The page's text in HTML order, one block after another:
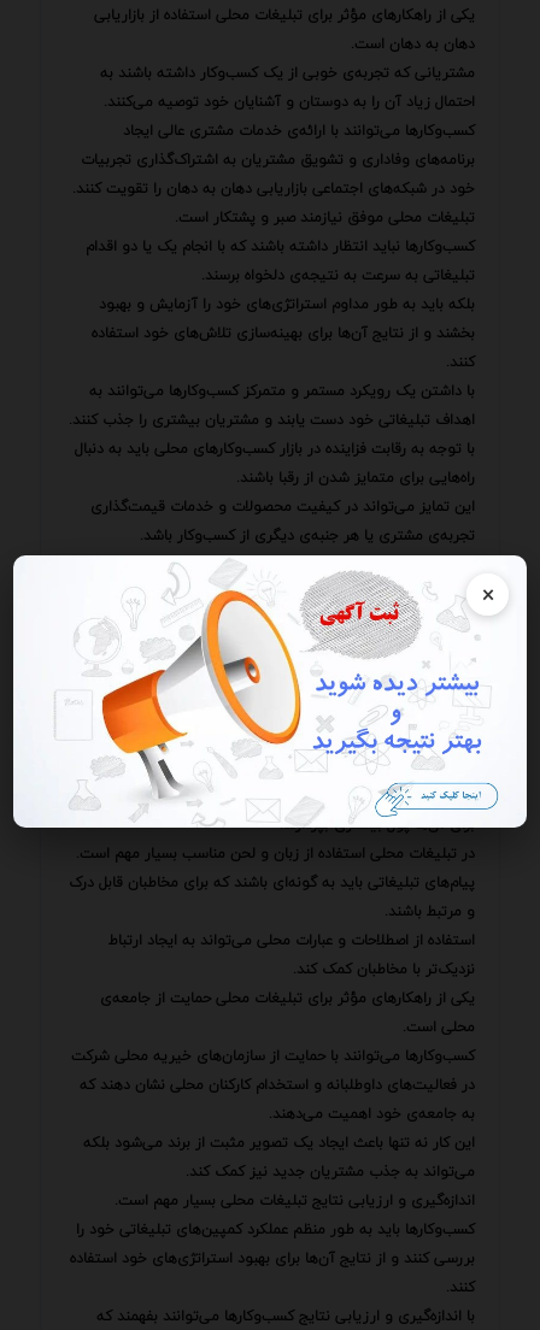
×
یکی از راهکارهای مؤثر برای تبلیغات محلی استفاده از بازاریابی
دهان به دهان است.
مشتریانی که تجربه‌ی خوبی از یک کسب‌وکار داشته باشند به
احتمال زیاد آن را به دوستان و آشنایان خود توصیه می‌کنند.
کسب‌وکارها می‌توانند با ارائه‌ی خدمات مشتری عالی ایجاد
برنامه‌های وفاداری و تشویق مشتریان به اشتراک‌گذاری تجربیات
خود در شبکه‌های اجتماعی بازاریابی دهان به دهان را تقویت کنند.
تبلیغات محلی موفق نیازمند صبر و پشتکار است.
کسب‌وکارها نباید انتظار داشته باشند که با انجام یک یا دو اقدام
تبلیغاتی به سرعت به نتیجه‌ی دلخواه برسند.
بلکه باید به طور مداوم استراتژی‌های خود را آزمایش و بهبود
بخشند و از نتایج آن‌ها برای بهینه‌سازی تلاش‌های خود استفاده
کنند.
با داشتن یک رویکرد مستمر و متمرکز کسب‌وکارها می‌توانند به
اهداف تبلیغاتی خود دست یابند و مشتریان بیشتری را جذب کنند.
با توجه به رقابت فزاینده در بازار کسب‌وکارهای محلی باید به دنبال
راه‌هایی برای متمایز شدن از رقبا باشند.
این تمایز می‌تواند در کیفیت محصولات و خدمات قیمت‌گذاری
تجربه‌ی مشتری یا هر جنبه‌ی دیگری از کسب‌وکار باشد.
با ایجاد یک مزیت رقابتی قوی کسب‌وکارها می‌توانند مشتریان
بیشتری را جذب کنند و سهم بیشتری از بازار را به دست آورند.
یکی از راهکارهای مؤثر برای متمایز شدن از رقبا تمرکز بر روی یک
به عنوان مثال یک فروشگاه مواد غذایی محلی می‌تواند بر روی
فروش محصولات ارگانیک و محلی تمرکز کند و خود را به عنوان یک
متخصص در این زمینه معرفی کند.
با تمرکز بر روی یک niche خاص کسب‌وکارها می‌توانند مشتریانی را
جذب کنند که به دنبال محصولات و خدمات خاصی هستند و حاضرند
برای آن‌ها پول بیشتری بپردازند.
در تبلیغات محلی استفاده از زبان و لحن مناسب بسیار مهم است.
پیام‌های تبلیغاتی باید به گونه‌ای باشند که برای مخاطبان قابل درک
و مرتبط باشند.
استفاده از اصطلاحات و عبارات محلی می‌تواند به ایجاد ارتباط
نزدیک‌تر با مخاطبان کمک کند.
یکی از راهکارهای مؤثر برای تبلیغات محلی حمایت از جامعه‌ی
محلی است.
کسب‌وکارها می‌توانند با حمایت از سازمان‌های خیریه محلی شرکت
در فعالیت‌های داوطلبانه و استخدام کارکنان محلی نشان دهند که
به جامعه‌ی خود اهمیت می‌دهند.
این کار نه تنها باعث ایجاد یک تصویر مثبت از برند می‌شود بلکه
می‌تواند به جذب مشتریان جدید نیز کمک کند.
اندازه‌گیری و ارزیابی نتایج تبلیغات محلی بسیار مهم است.
کسب‌وکارها باید به طور منظم عملکرد کمپین‌های تبلیغاتی خود را
بررسی کنند و از نتایج آن‌ها برای بهبود استراتژی‌های خود استفاده
کنند.
با اندازه‌گیری و ارزیابی نتایج کسب‌وکارها می‌توانند بفهمند که